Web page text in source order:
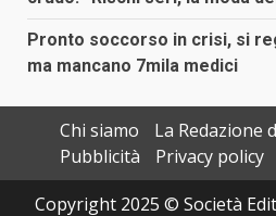
Pronto soccorso in crisi, si
ma mancano 7mila medici
Chi siamo
La Redazione
Pubblicità
Privacy policy
Copyright 2025 © Società